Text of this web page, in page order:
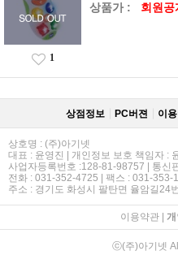
상품가 : 회원공
1
상점정보 PC버젼 이
상호명 : (주)아기넷
대표 : 윤영진 | 개인정보 보호 책임자 :
사업자등록번호 :128-81-98757 | 통신
전화 : 031-352-4725 | 팩스 : 031-353-
주소 : 경기도 화성시 팔탄면 율암길24
이용약관|
ⓒ(주)아기넷